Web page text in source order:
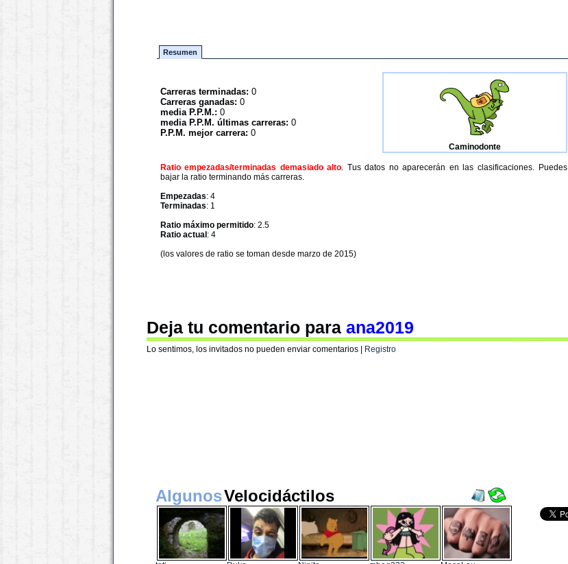
Resumen
Carreras terminadas: 0
Carreras ganadas: 0
media P.P.M.: 0
media P.P.M. últimas carreras: 0
P.P.M. mejor carrera: 0
Caminodonte
Ratio empezadas/terminadas demasiado alto. Tus datos no aparecerán en las clasificaciones. Puedes
bajar la ratio terminando más carreras.
Empezadas: 4
Terminadas: 1
Ratio máximo permitido: 2.5
Ratio actual : 4
(los valores de ratio se toman desde marzo de 2015)
Deja tu comentario para ana2019
Lo sentimos, los invitados no pueden enviar comentarios | Registro
AlgunosVelocidáctilos